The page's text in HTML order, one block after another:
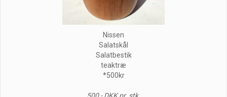
Nissen
Salatskål
Salatbestik
teaktræ
*500kr
500,- DKK pr. stk.